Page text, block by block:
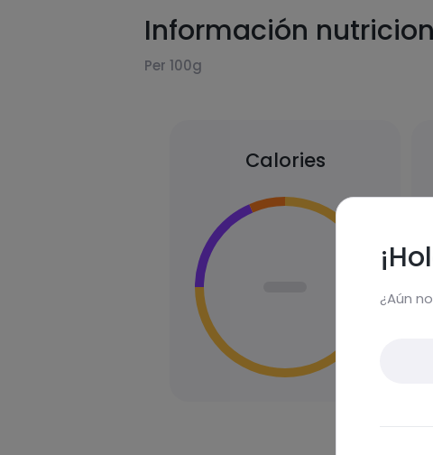
Información
Per 100g
Calories
¿Aún